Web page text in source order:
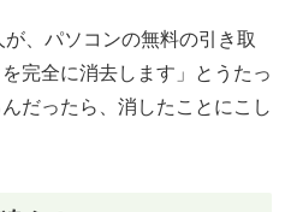
、パソコンの無料の引き取
完全に消去します」とうたっ
だったら、消したことにこし